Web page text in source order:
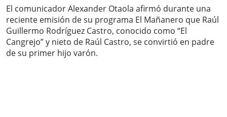
El comunicador Alexander Otaola afirmó durante una
reciente emisión de su programa El Mañanero que Raúl
Guillermo Rodríguez Castro, conocido como “El
Cangrejo” y nieto de Raúl Castro, se convirtió en padre
de su primer hijo varón.